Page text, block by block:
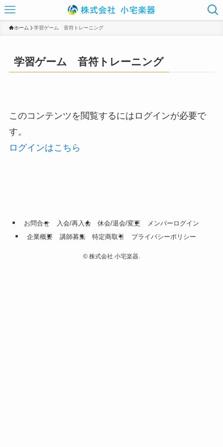
ホーム 学習ゲーム 音符トレーニング
学習ゲーム 音符トレーニング
このコンテンツを閲覧するにはログインが必要で
す。
ログインはこちら
お問合せ 入会/再入会 休会/退会/変更
メンバーログイン
企業概要
講師募集 特定商取引 プライバシーポリシー
© 株式会社 小宅楽器.